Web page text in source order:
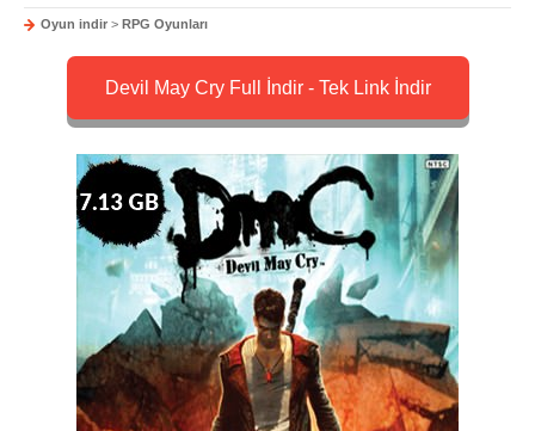
Oyun indir > RPG Oyunları
Devil May Cry Full İndir - Tek Link İndir